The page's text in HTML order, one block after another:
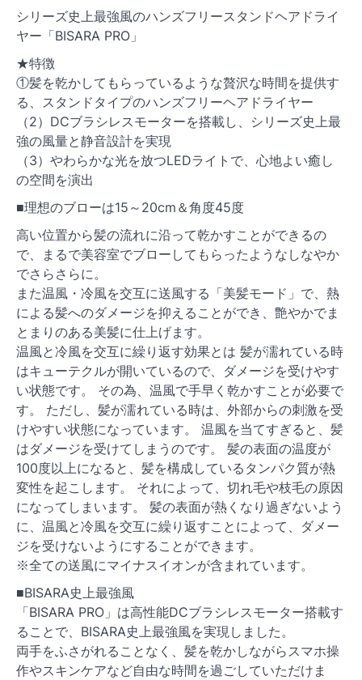
シリーズ史上最強風のハンズフリースタンドヘアドライ
ヤー「BISARA PRO」
★特徴
①髪を乾かしてもらっているような贅沢な時間を提供す
る、スタンドタイプのハンズフリーヘアドライヤー
（2）DCブラシレスモーターを搭載し、シリーズ史上最
強の風量と静音設計を実現
（3）やわらかな光を放つLEDライトで、心地よい癒し
の空間を演出
■理想のブローは15～20cm＆角度45度
高い位置から髪の流れに沿って乾かすことができるの
で、まるで美容室でブローしてもらったようなしなやか
でさらさらに。
また温風・冷風を交互に送風する「美髪モード」で、熱
による髪へのダメージを抑えることができ、艶やかでま
とまりのある美髪に仕上げます。
温風と冷風を交互に繰り返す効果とは 髪が濡れている時
はキューテクルが開いているので、ダメージを受けやす
い状態です。 その為、温風で手早く乾かすことが必要で
す。 ただし、髪が濡れている時は、外部からの刺激を受
けやすい状態になっています。 温風を当てすぎると、髪
はダメージを受けてしまうのです。 髪の表面の温度が
100度以上になると、髪を構成しているタンパク質が熱
変性を起こします。 それによって、切れ毛や枝毛の原因
になってしまいます。 髪の表面が熱くなり過ぎないよう
に、温風と冷風を交互に繰り返すことによって、ダメー
ジを受けないようにすることができます。
※全ての送風にマイナスイオンが含まれています。
■BISARA史上最強風
「BISARA PRO」は高性能DCブラシレスモーター搭載す
ることで、BISARA史上最強風を実現しました。
両手をふさがれることなく、髪を乾かしながらスマホ操
作やスキンケアなど自由な時間を過ごしていただけま